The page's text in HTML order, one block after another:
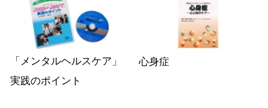
「メンタルヘルスケア」
実践のポイント
心身症